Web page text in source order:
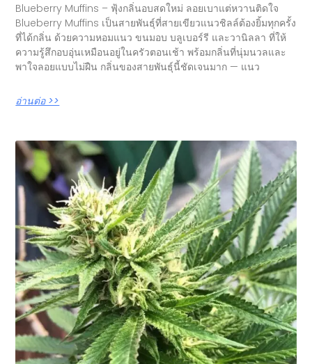
Blueberry Muffins – ฟุ้งกลิ่นอบสดใหม่ ลอยเบาแต่หวานติดใจ
Blueberry Muffins เป็นสายพันธุ์ที่สายเขียวแนวชิลล์ต้องยิ้มทุกครั้ง
ที่ได้กลิ่น ด้วยความหอมแนว ขนมอบ บลูเบอร์รี และวานิลลา ที่ให้
ความรู้สึกอบอุ่นเหมือนอยู่ในครัวตอนเช้า พร้อมกลิ่นที่นุ่มนวลและ
พาใจลอยแบบไม่ฝืน กลิ่นของสายพันธุ์นี้ชัดเจนมาก — แนว
อ่านต่อ >>